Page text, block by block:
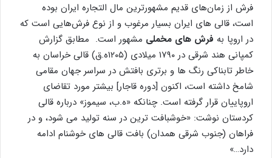
فرش از زمان‌های قدیم مشهورترین مال التجاره ایران بوده
است، قالی های ایران بسیار مرغوب و از نوع فرش‌هایی است که
در اروپا به فرش های مخملی مشهور است. مطابق گزارش
کمپانی هند شرقی در ۱۷۹۰ میلادی (۱۲۰۵ه.ق) قالی خراسان به
خاطر تابناکی رنگ ها و برتری بافتش در سراسر جهان مقامی
شامخ داشته است، اکنون [دوره قاجار] بیشتر مورد تقاضای
اروپاییان قرار گرفته است. چنانکه «ه.ب، سیموز» درباره قالی
کردستان نوشت: «خوشبافت ترین در سنه تولید می شود، و در
فراهان (جنوب شرقی همدان) بافت قالی های خوشنام ادامه
دارد…»